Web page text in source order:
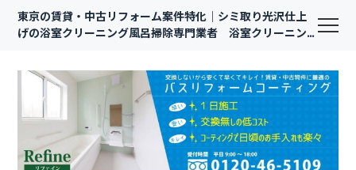
東京の賃貸・中古リフォーム案件特化｜シミ取り光沢仕上
げの浴室クリーニング風呂掃除専門業者 浴室クリーニン